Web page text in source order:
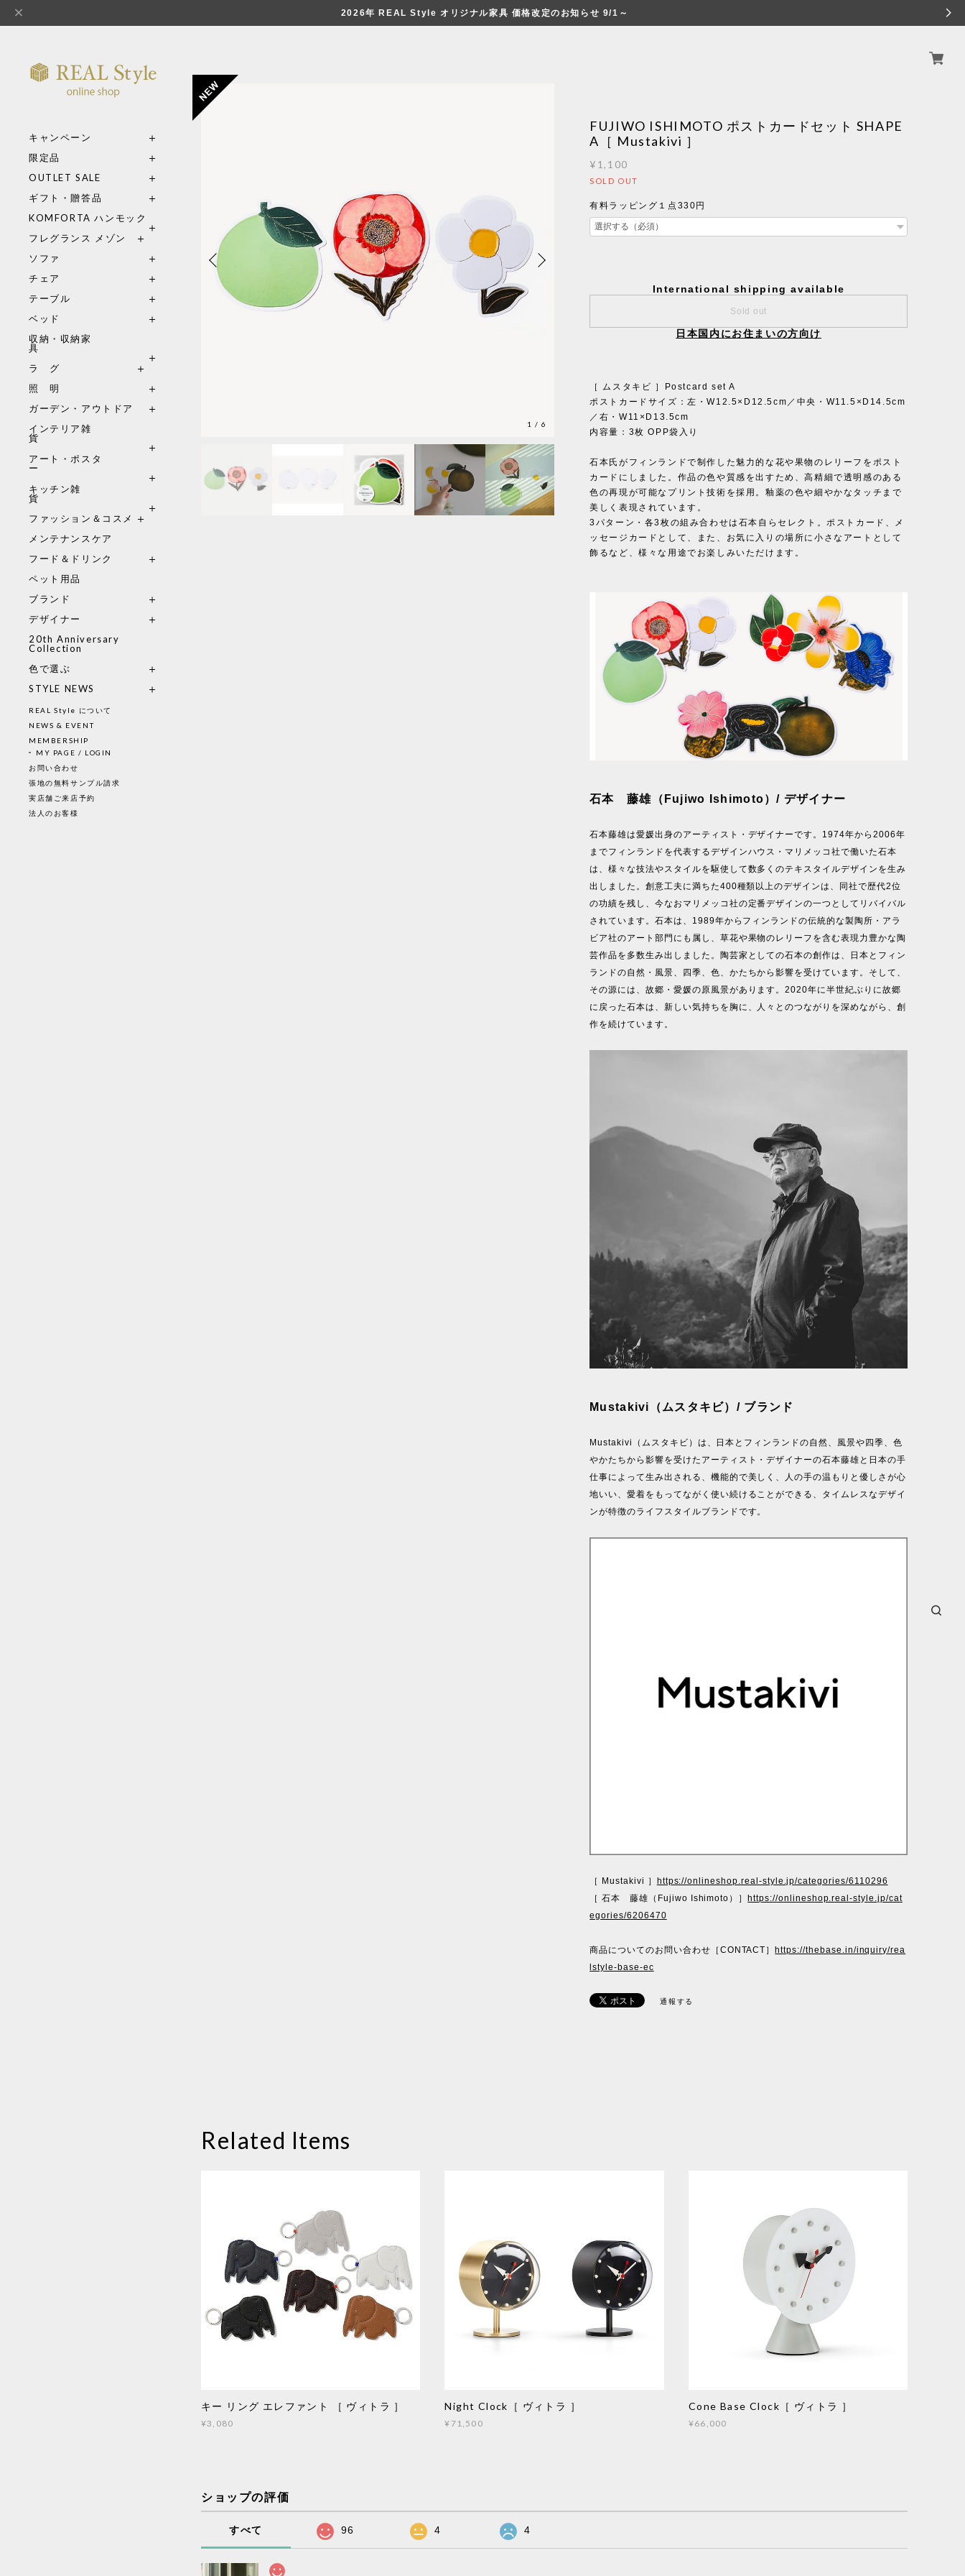
2026年 REAL Style オリジナル家具 価格改定のお知らせ 9/1～
キャンペーン
限定品
OUTLET SALE
ギフト・贈答品
KOMFORTA ハンモック
フレグランス メゾン
ソファ
チェア
テーブル
ベッド
収納・収納家
具
ラ グ
照 明
ガーデン・アウトドア
インテリア雑
貨
アート・ポスタ
ー
キッチン雑
貨
ファッション＆コスメ
メンテナンスケア
フード＆ドリンク
ペット用品
ブランド
デザイナー
20th Anniversary
Collection
色で選ぶ
STYLE NEWS
REAL Style について
NEWS & EVENT
MEMBERSHIP
MY PAGE / LOGIN
お問い合わせ
張地の無料サンプル請求
実店舗ご来店予約
法人のお客様
1 /6
FUJIWO ISHIMOTO ポストカードセット SHAPE
A［ Mustakivi ］
¥1,100
SOLD OUT
有料ラッピング１点330円
International shipping available
Sold out
日本国内にお住まいの方向け
［ ムスタキビ ］Postcard set A
ポストカードサイズ：左・W12.5×D12.5cm／中央・W11.5×D14.5cm
／右・W11×D13.5cm
内容量：3枚 OPP袋入り
石本氏がフィンランドで制作した魅力的な花や果物のレリーフをポスト
カードにしました。作品の色や質感を出すため、高精細で透明感のある
色の再現が可能なプリント技術を採用。釉薬の色や細やかなタッチまで
美しく表現されています。
3パターン・各3枚の組み合わせは石本自らセレクト。ポストカード、メ
ッセージカードとして、また、お気に入りの場所に小さなアートとして
飾るなど、様々な用途でお楽しみいただけます。
石本 藤雄（Fujiwo Ishimoto）/ デザイナー
石本藤雄は愛媛出身のアーティスト・デザイナーです。1974年から2006年
までフィンランドを代表するデザインハウス・マリメッコ社で働いた石本
は、様々な技法やスタイルを駆使して数多くのテキスタイルデザインを生み
出しました。創意工夫に満ちた400種類以上のデザインは、同社で歴代2位
の功績を残し、今なおマリメッコ社の定番デザインの一つとしてリバイバル
されています。石本は、1989年からフィンランドの伝統的な製陶所・アラ
ビア社のアート部門にも属し、草花や果物のレリーフを含む表現力豊かな陶
芸作品を多数生み出しました。陶芸家としての石本の創作は、日本とフィン
ランドの自然・風景、四季、色、かたちから影響を受けています。そして、
その源には、故郷・愛媛の原風景があります。2020年に半世紀ぶりに故郷
に戻った石本は、新しい気持ちを胸に、人々とのつながりを深めながら、創
作を続けています。
Mustakivi（ムスタキビ）/ ブランド
Mustakivi（ムスタキビ）は、日本とフィンランドの自然、風景や四季、色
やかたちから影響を受けたアーティスト・デザイナーの石本藤雄と日本の手
仕事によって生み出される、機能的で美しく、人の手の温もりと優しさが心
地いい、愛着をもってながく使い続けることができる、タイムレスなデザイ
ンが特徴のライフスタイルブランドです。
［ Mustakivi ］
https://onlineshop.real-style.jp/categories/6110296
［ 石本 藤雄（Fujiwo Ishimoto）］
https://onlineshop.real-style.jp/cat
egories/6206470
商品についてのお問い合わせ［CONTACT］
https://thebase.in/inquiry/rea
lstyle-base-ec
通報する
Related Items
キー リング エレファント ［ ヴィトラ ］
¥3,080
Night Clock［ ヴィトラ ］
¥71,500
Cone Base Clock［ ヴィトラ ］
¥66,000
ショップの評価
すべて 96 4 4